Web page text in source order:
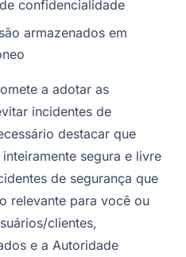
confidencialidade
armazenados em
a adotar as
incidentes de
destacar que
segura e livre
de segurança que
relevante para você ou
clientes,
e a Autoridade